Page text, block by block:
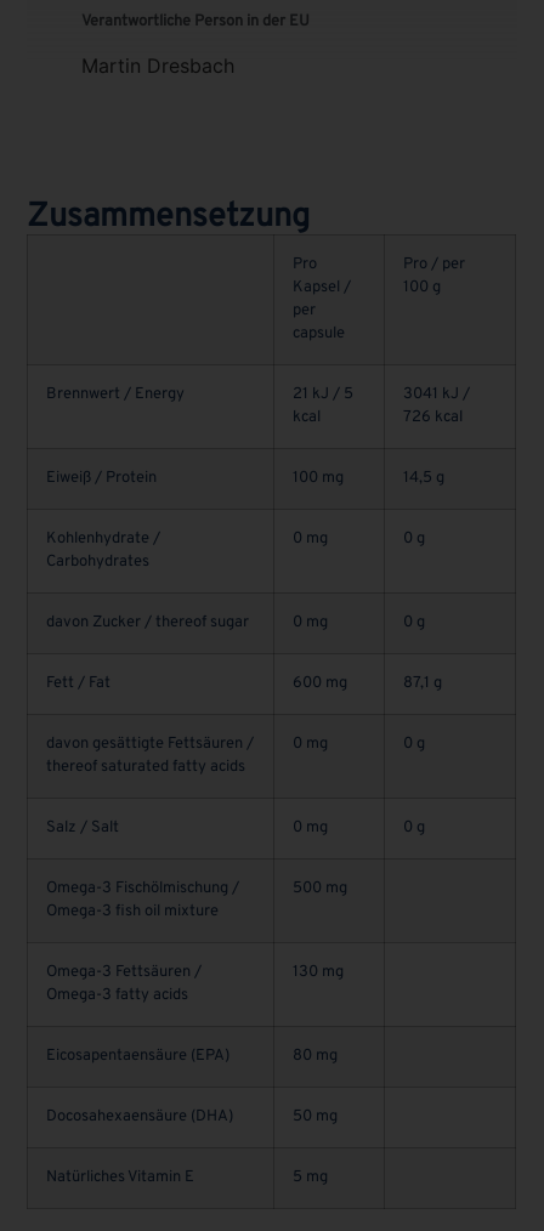
Verantwortliche Person in der EU
Martin Dresbach
Zusammensetzung
Pro
Kapsel /
per
capsule
Pro / per
100 g
Brennwert / Energy
21 kJ / 5
kcal
3041 kJ /
726 kcal
Eiweiß / Protein 100 mg 14,5 g
Kohlenhydrate /
Carbohydrates
0 mg 0 g
davon Zucker / thereof sugar 0 mg 0 g
Fett / Fat 600 mg 87,1 g
davon gesättigte Fettsäuren /
thereof saturated fatty acids
0 mg 0 g
Salz / Salt 0 mg 0 g
Omega-3 Fischölmischung /
Omega-3 fish oil mixture
500 mg
Omega-3 Fettsäuren /
Omega-3 fatty acids
130 mg
Eicosapentaensäure (EPA) 80 mg
Docosahexaensäure (DHA) 50 mg
Natürliches Vitamin E 5 mg